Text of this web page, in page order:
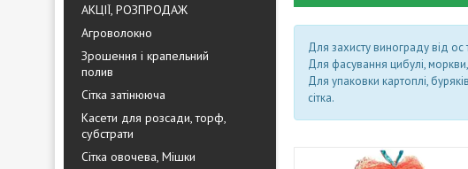
АКЦІЇ, РОЗПРОДАЖ
Агроволокно
Зрошення і крапельний
полив
Сітка затінююча
Касети для розсади, торф,
субстрати
Сітка овочева, Мішки
Для захисту винограду від
Для фасування цибулі,
Для упаковки картоплі,
сітка.